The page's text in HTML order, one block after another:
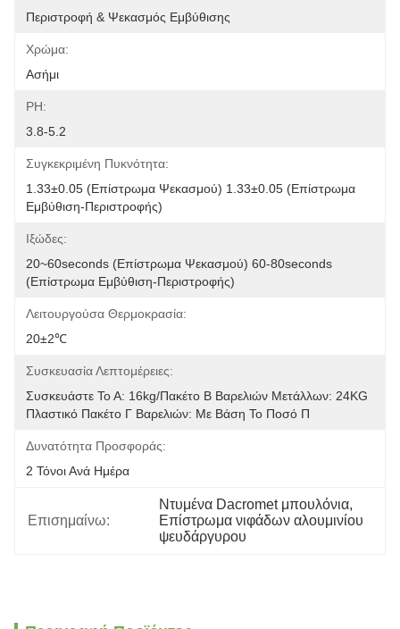
Περιστροφή & Ψεκασμός Εμβύθισης
Χρώμα:
Ασήμι
PH:
3.8-5.2
Συγκεκριμένη Πυκνότητα:
1.33±0.05 (επίστρωμα Ψεκασμού) 1.33±0.05 (επίστρωμα
Εμβύθιση-Περιστροφής)
Ιξώδες:
20~60seconds (επίστρωμα Ψεκασμού) 60-80seconds
(επίστρωμα Εμβύθιση-Περιστροφής)
Λειτουργούσα Θερμοκρασία:
20±2℃
Συσκευασία Λεπτομέρειες:
Συσκευάστε Το Α: 16kg/πακέτο Β Βαρελιών Μετάλλων: 24KG
Πλαστικό Πακέτο Γ Βαρελιών: Με Βάση Το Ποσό Π
Δυνατότητα Προσφοράς:
2 Τόνοι Ανά Ημέρα
Επισημαίνω:
Ντυμένα Dacromet μπουλόνια,
Επίστρωμα νιφάδων αλουμινίου
ψευδάργυρου